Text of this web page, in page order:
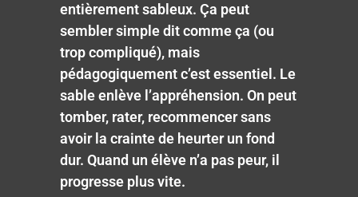
entièrement sableux. Ça peut
sembler simple dit comme ça (ou
trop compliqué), mais
pédagogiquement c’est essentiel. Le
sable enlève l’appréhension. On peut
tomber, rater, recommencer sans
avoir la crainte de heurter un fond
dur. Quand un élève n’a pas peur, il
progresse plus vite.